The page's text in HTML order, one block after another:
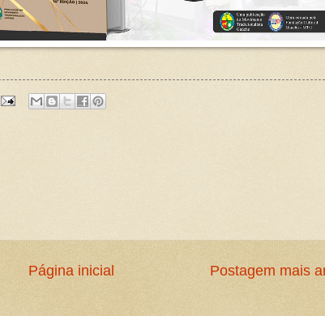
Postagem mais
Página inicial